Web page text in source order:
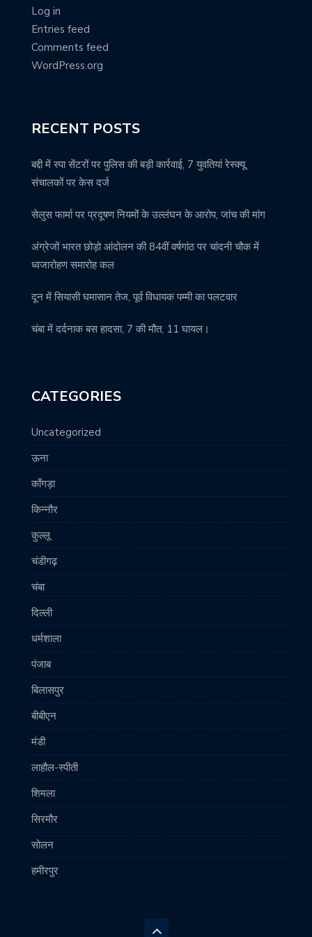
Log in
Entries feed
Comments feed
WordPress.org
RECENT POSTS
बद्दी में स्पा सेंटरों पर पुलिस की बड़ी कार्रवाई, 7 युवतियां रेस्क्यू,
संचालकों पर केस दर्ज
सेलुस फार्मा पर प्रदूषण नियमों के उल्लंघन के आरोप, जांच की मांग
अंग्रेजों भारत छोड़ो आंदोलन की 84वीं वर्षगांठ पर चांदनी चौक में
ध्वजारोहण समारोह कल
दून में सियासी घमासान तेज, पूर्व विधायक पम्मी का पलटवार
चंबा में दर्दनाक बस हादसा, 7 की मौत, 11 घायल।
CATEGORIES
Uncategorized
ऊना
काँगड़ा
किन्नौर
कुल्लू
चंडीगढ़
चंबा
दिल्ली
धर्मशाला
पंजाब
बिलासपुर
बीबीएन
मंडी
लाहौल-स्पीती
शिमला
सिरमौर
सोलन
हमीरपुर